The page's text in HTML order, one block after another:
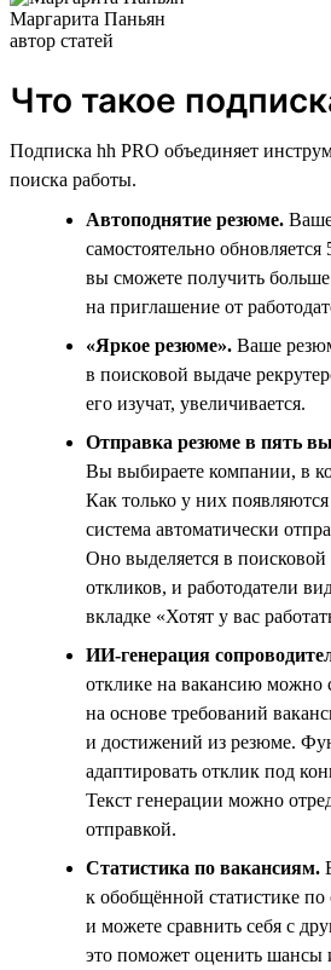
Маргарита Паньян
автор статей
Что такое
Подписка hh PRO объединяет
поиска работы.
Автоподнятие резюме.
самостоятельно обновляется
вы сможете получить
на приглашение от
«Яркое резюме». Ваше
в поисковой выдаче
его изучат, увеличивается.
Отправка резюме в пять
Вы выбираете компании, в
Как только у них
система автоматически
Оно выделяется в
откликов, и работодатели
вкладке «Хотят у вас
ИИ-генерация
отклике на вакансию можно
на основе требований
и достижений из резюме.
адаптировать отклик под
Текст генерации можно
отправкой.
Статистика по вакансиям.
к обобщённой статистике
и можете сравнить себя с
это поможет оценить шансы